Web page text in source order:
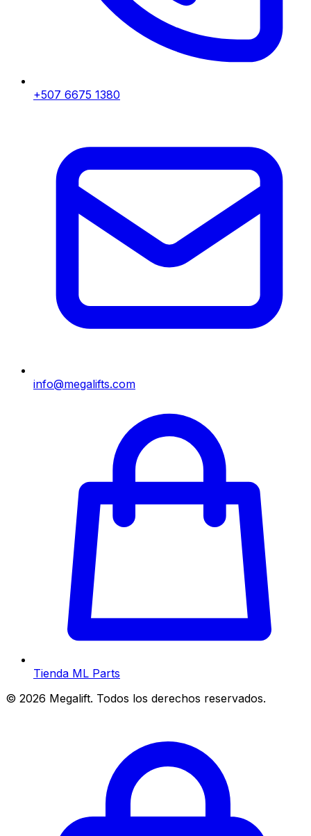
+507 6675 1380
info@megalifts.com
Tienda ML Parts
© 2026 Megalift. Todos los derechos reservados.